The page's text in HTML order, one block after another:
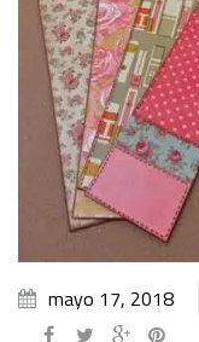
mayo 17, 2018